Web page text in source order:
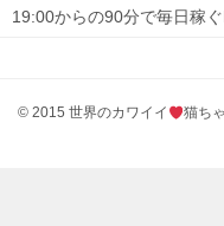
19:00からの90分で毎日稼
© 2015 世界のカワイイ 猫ち